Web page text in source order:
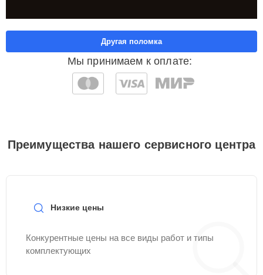
Мы принимаем к оплате:
Другая поломка
Преимущества нашего сервисного центра
Низкие цены
Конкурентные цены на все виды работ и типы
комплектующих